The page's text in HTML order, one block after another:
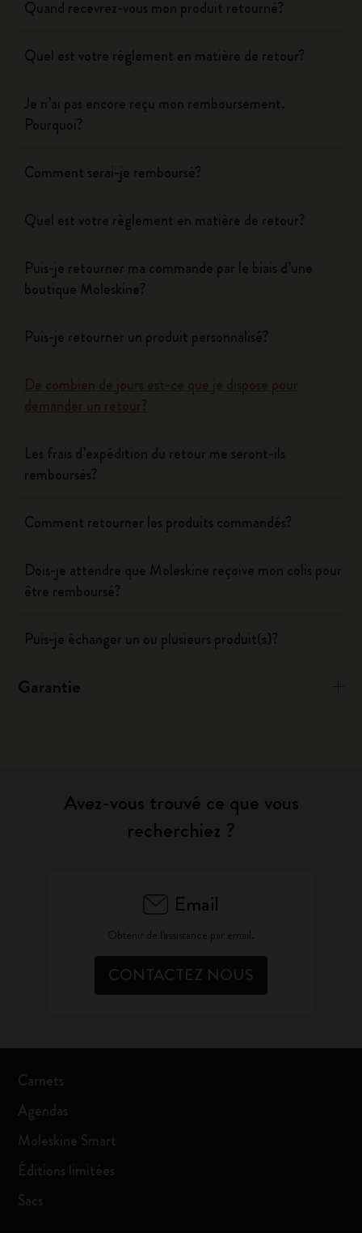
Quand recevrez-vous mon produit retourné?
Quel est votre règlement en matière de retour?
Je n’ai pas encore reçu mon remboursement.
Pourquoi?
Comment serai-je remboursé?
Quel est votre règlement en matière de retour?
Puis-je retourner ma commande par le biais d’une
boutique Moleskine?
Puis-je retourner un produit personnalisé?
De combien de jours est-ce que je dispose pour
demander un retour?
Les frais d’expédition du retour me seront-ils
remboursés?
Comment retourner les produits commandés?
Dois-je attendre que Moleskine reçoive mon colis pour
être remboursé?
Puis-je échanger un ou plusieurs produit(s)?
Garantie
Avez-vous trouvé ce que vous
recherchiez ?
Email
Obtenir de l'assistance par email.
CONTACTEZ NOUS
Carnets
Agendas
Moleskine Smart
Éditions limitées
Sacs